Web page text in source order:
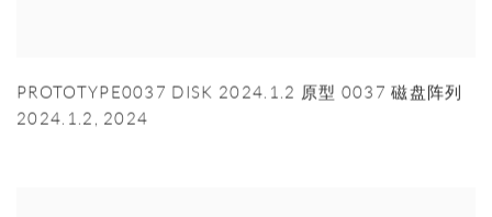
PROTOTYPE0037 DISK 2024.1.2 原型 0037 磁盘阵列
2024.1.2 , 2024